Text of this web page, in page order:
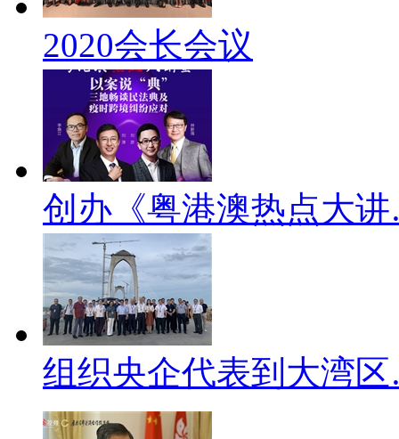
2020会长会议
创办《粤港澳热点大
组织央企代表到大湾